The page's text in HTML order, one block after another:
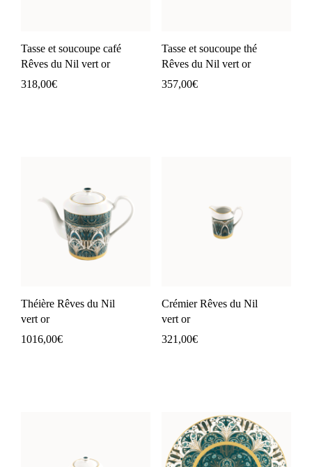
Tasse et soucoupe café
Rêves du Nil vert or
318,00€
Tasse et soucoupe thé
Rêves du Nil vert or
357,00€
Théière Rêves du Nil
vert or
1016,00€
Crémier Rêves du Nil
vert or
321,00€